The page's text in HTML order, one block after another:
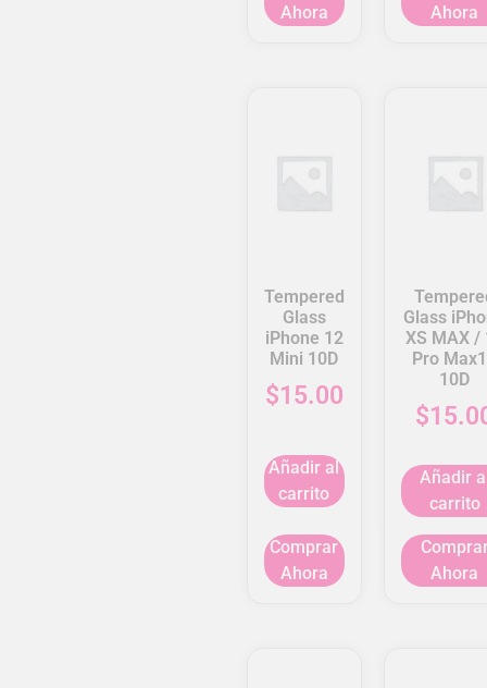
Ahora
Ahora
Tempered
Glass
iPhone 12
Mini 10D
$15.00
Añadir al
carrito
Comprar
Ahora
Glass
XS MAX /
Pro
10D
$
Añadir
carrito
Ahora